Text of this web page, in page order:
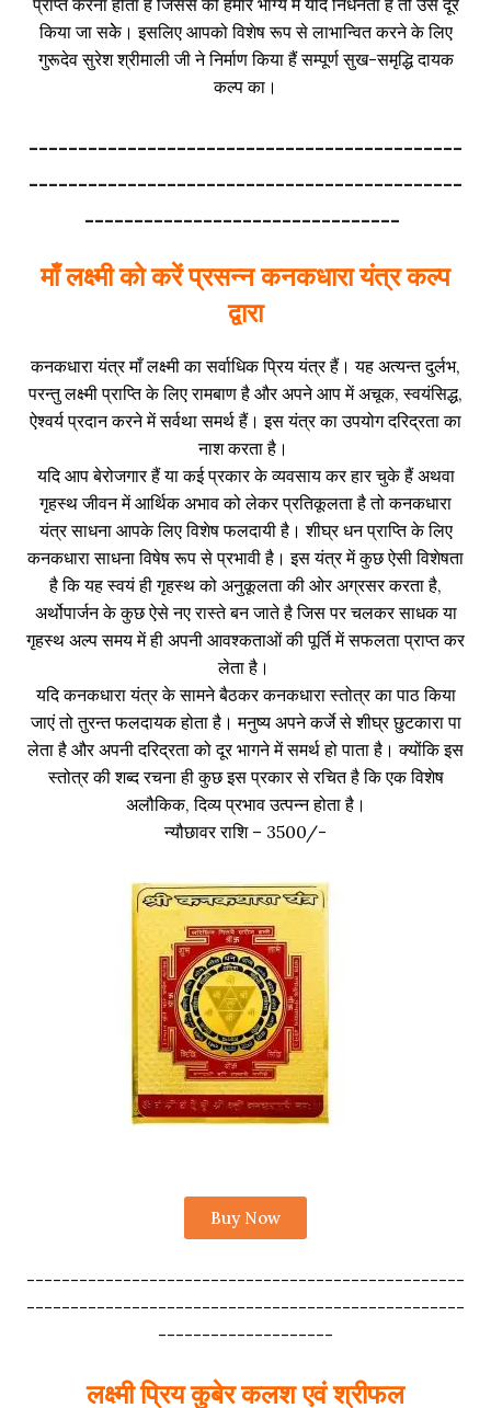
किया जा सकेे। इसलिए आपको विशेष रूप से लाभान्वित करने के लिए
गुरूदेव सुरेश श्रीमाली जी ने निर्माण किया हैं सम्पूर्ण सुख-समृद्धि दायक
कल्प का।
--------------------------------------------
--------------------------------------------
--------------------------------
माँ लक्ष्मी को करें प्रसन्न कनकधारा यंत्र कल्प
द्वारा
कनकधारा यंत्र माँ लक्ष्मी का सर्वाधिक प्रिय यंत्र हैं। यह अत्यन्त दुर्लभ,
परन्तु लक्ष्मी प्राप्ति के लिए रामबाण है और अपने आप में अचूक, स्वयंसिद्ध,
ऐश्वर्य प्रदान करने में सर्वथा समर्थ हैं। इस यंत्र का उपयोग दरिद्रता का
नाश करता है।
यदि आप बेरोजगार हैं या कई प्रकार के व्यवसाय कर हार चुके हैं अथवा
गृहस्थ जीवन में आर्थिक अभाव को लेकर प्रतिकूलता है तो कनकधारा
यंत्र साधना आपके लिए विशेष फलदायी है। शीघ्र धन प्राप्ति के लिए
कनकधारा साधना विषेष रूप से प्रभावी है। इस यंत्र में कुछ ऐसी विशेषता
है कि यह स्वयं ही गृहस्थ को अनुकूलता की ओर अग्रसर करता है,
अर्थोपार्जन के कुछ ऐसे नए रास्ते बन जाते है जिस पर चलकर साधक या
गृहस्थ अल्प समय में ही अपनी आवश्कताओं की पूर्ति में सफलता प्राप्त कर
लेता है।
यदि कनकधारा यंत्र के सामने बैठकर कनकधारा स्तोत्र का पाठ किया
जाएं तो तुरन्त फलदायक होता है। मनुष्य अपने कर्जे से शीघ्र छुटकारा पा
लेता है और अपनी दरिद्रता को दूर भागने में समर्थ हो पाता है। क्योंकि इस
स्तोत्र की शब्द रचना ही कुछ इस प्रकार से रचित है कि एक विशेष
अलौकिक, दिव्य प्रभाव उत्पन्न होता है।
न्यौछावर राशि – 3500/-
Buy Now
--------------------------------------------------
--------------------------------------------------
--------------------
लक्ष्मी प्रिय कुबेर कलश एवं श्रीफल